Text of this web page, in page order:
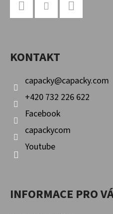
KONTAKT
capacky@capacky.com
+420 732 226 622
Facebook
capackycom
Youtube
INFORMACE PRO